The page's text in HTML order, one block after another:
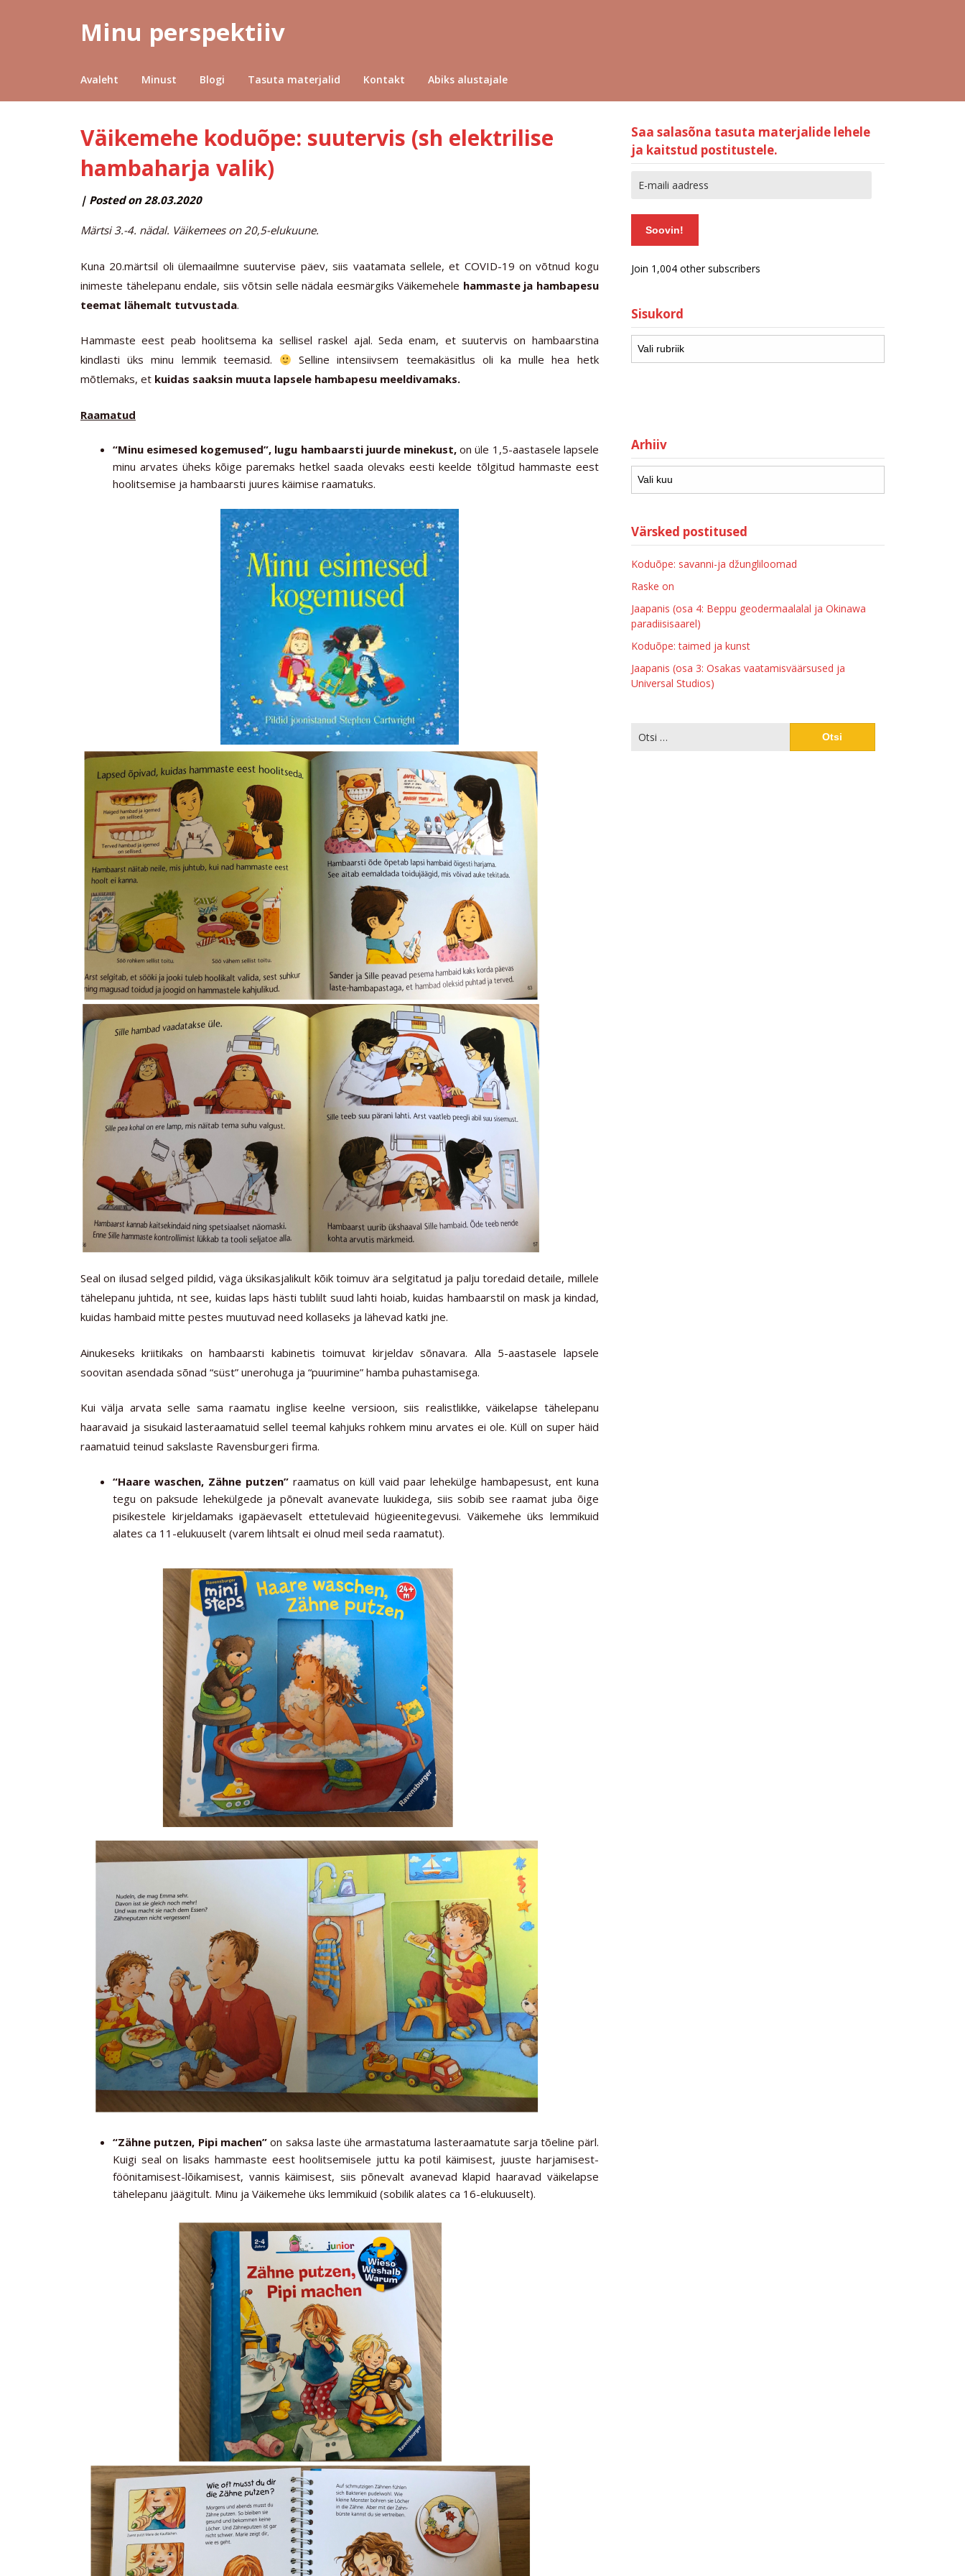
Minu perspektiiv
Avaleht Minust Blogi Tasuta materjalid Kontakt Abiks alustajale
Väikemehe koduõpe: suutervis (sh elektrilise
hambaharja valik)
by
| Posted on28.03.2020
Märtsi 3.-4. nädal. Väikemees on 20,5-elukuune.
Kuna 20.märtsil oli ülemaailmne suutervise päev, siis vaatamata sellele, et COVID-19 on võtnud kogu
inimeste tähelepanu endale, siis võtsin selle nädala eesmärgiks Väikemehele hammaste ja hambapesu
teemat lähemalt tutvustada.
Hammaste eest peab hoolitsema ka sellisel raskel ajal. Seda enam, et suutervis on hambaarstina
kindlasti üks minu lemmik teemasid.
Selline intensiivsem teemakäsitlus oli ka mulle hea hetk
mõtlemaks, et kuidas saaksin muuta lapsele hambapesu meeldivamaks.
Raamatud
“Minu esimesed kogemused”, lugu hambaarsti juurde minekust,on üle 1,5-aastasele lapsele
minu arvates üheks kõige paremaks hetkel saada olevaks eesti keelde tõlgitud hammaste eest
hoolitsemise ja hambaarsti juures käimise raamatuks.
Seal on ilusad selged pildid, väga üksikasjalikult kõik toimuv ära selgitatud ja palju toredaid detaile, millele
tähelepanu juhtida, nt see, kuidas laps hästi tublilt suud lahti hoiab, kuidas hambaarstil on mask ja kindad,
kuidas hambaid mitte pestes muutuvad need kollaseks ja lähevad katki jne.
Ainukeseks kriitikaks on hambaarsti kabinetis toimuvat kirjeldav sõnavara. Alla 5-aastasele lapsele
soovitan asendada sõnad “süst” unerohuga ja “puurimine” hamba puhastamisega.
Kui välja arvata selle sama raamatu inglise keelne versioon, siis realistlikke, väikelapse tähelepanu
haaravaid ja sisukaid lasteraamatuid sellel teemal kahjuks rohkem minu arvates ei ole. Küll on super häid
raamatuid teinud sakslaste Ravensburgeri firma.
“Haare waschen, Zähne putzen”raamatus on küll vaid paar lehekülge hambapesust, ent kuna
tegu on paksude lehekülgede ja põnevalt avanevate luukidega, siis sobib see raamat juba õige
pisikestele kirjeldamaks igapäevaselt ettetulevaid hügieenitegevusi. Väikemehe üks lemmikuid
alates ca 11-elukuuselt (varem lihtsalt ei olnud meil seda raamatut).
“Zähne putzen, Pipi machen”on saksa laste ühe armastatuma lasteraamatute sarja tõeline pärl.
Kuigi seal on lisaks hammaste eest hoolitsemisele juttu ka potil käimisest, juuste harjamisest-
föönitamisest-lõikamisest, vannis käimisest, siis põnevalt avanevad klapid haaravad väikelapse
tähelepanu jäägitult. Minu ja Väikemehe üks lemmikuid (sobilik alates ca 16-elukuuselt).
Saa salasõna tasuta materjalide lehele
ja kaitstud postitustele.
Soovin!
Join 1,004 other subscribers
Sisukord
Arhiiv
Värsked postitused
Koduõpe: savanni-ja džungliloomad
Raske on
Jaapanis (osa 4: Beppu geodermaalalal ja Okinawa
paradiisisaarel)
Koduõpe: taimed ja kunst
Jaapanis (osa 3: Osakas vaatamisväärsused ja
Universal Studios)